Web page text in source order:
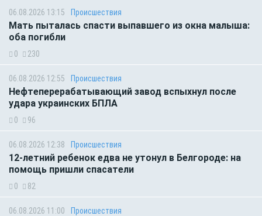
06.08.2026 13:15 Происшествия
Мать пыталась спасти выпавшего из окна малыша:
оба погибли
0 230
06.08.2026 12:55 Происшествия
Нефтеперерабатывающий завод вспыхнул после
удара украинских БПЛА
0 96
06.08.2026 12:38 Происшествия
12-летний ребенок едва не утонул в Белгороде: на
помощь пришли спасатели
0 82
06.08.2026 11:00 Происшествия